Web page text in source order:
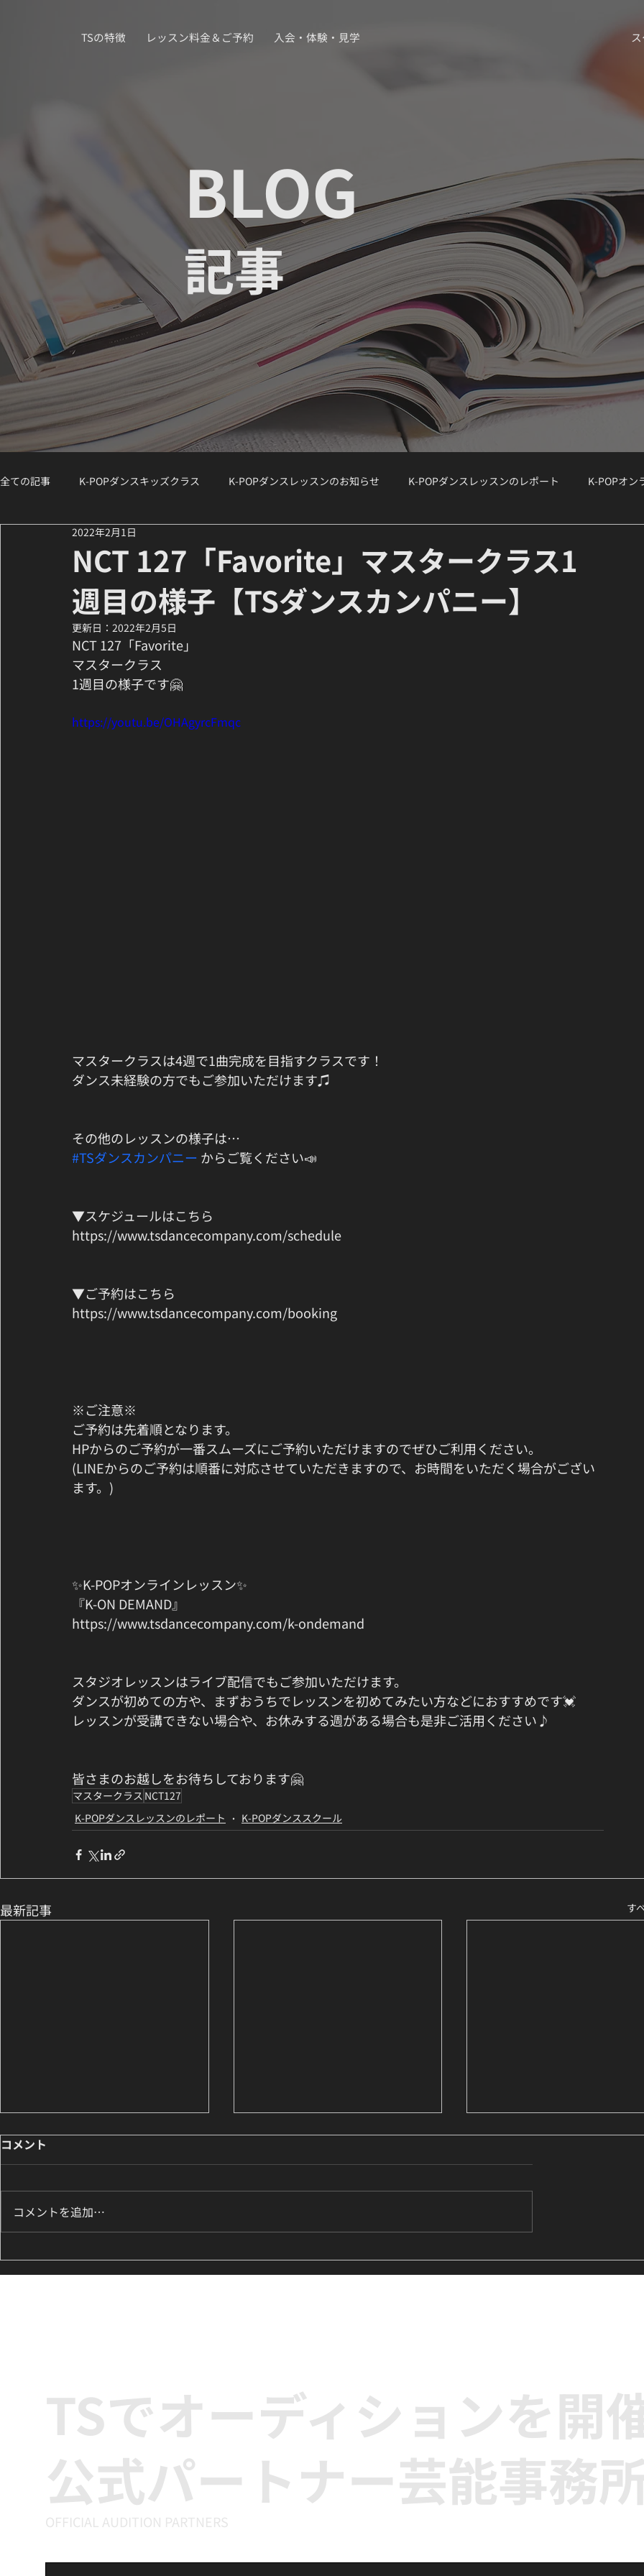
TSの特徴 レッスン料金＆ご予約 入会・体験・見学
BLOG
記事
全ての記事 K-POPダンスキッズクラス K-POPダンスレッスンのお知らせ K-POPダンスレッスンのレポート K-POPオン
K-POPダンスジュニアクラス
講師紹介 / Instructor Spotlight ダンスコラム K-POボーカルクラス オーディション対策
NCT 127「Favorite」マスタークラス1
週目の様子【TSダンスカンパニー】
2022年2月1日
更新日： 2022年2月5日
NCT 127「Favorite」
マスタークラス
1週目の様子です🤗
https://youtu.be/OHAgyrcFmqc
マスタークラスは4週で1曲完成を目指すクラスです！
ダンス未経験の方でもご参加いただけます♫
その他のレッスンの様子は…
#TSダンスカンパニー からご覧ください📣
▼スケジュールはこちら
https://www.tsdancecompany.com/schedule
▼ご予約はこちら
https://www.tsdancecompany.com/booking
※ご注意※
ご予約は先着順となります。
HPからのご予約が一番スムーズにご予約いただけますのでぜひご利用ください。
(LINEからのご予約は順番に対応させていただきますので、お時間をいただく場合がござい
ます。)
✨K-POPオンラインレッスン✨
『K-ON DEMAND』
https://www.tsdancecompany.com/k-ondemand
スタジオレッスンはライブ配信でもご参加いただけます。
ダンスが初めての方や、まずおうちでレッスンを初めてみたい方などにおすすめです💓
レッスンが受講できない場合や、お休みする週がある場合も是非ご活用ください♪
皆さまのお越しをお待ちしております🤗
マスタークラス NCT127
K-POPダンスレッスンのレポート
K-POPダンススクール
最新記事 す
8月のK-POPダンスレッスン
のお知らせ🌟
ILLIT『It's Me』に挑戦中｜
新富町の小学生向けK-POPキ
【レッスンレポート】LE
SSERAFIM『Eve, Psyche
コメント
コメントを追加…
TSでオーディションを開
公式パートナー芸能事務
OFFICIAL AUDITION PARTNERS